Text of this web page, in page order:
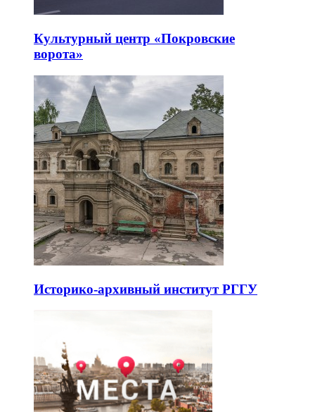
Культурный центр «Покровские
ворота»
Историко-архивный институт РГГУ